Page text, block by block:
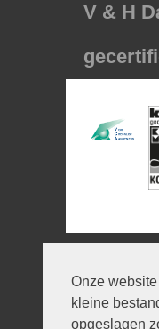
Onze
kleine
opgeslagen
V & H
© 2026 V en
Ontwerp: